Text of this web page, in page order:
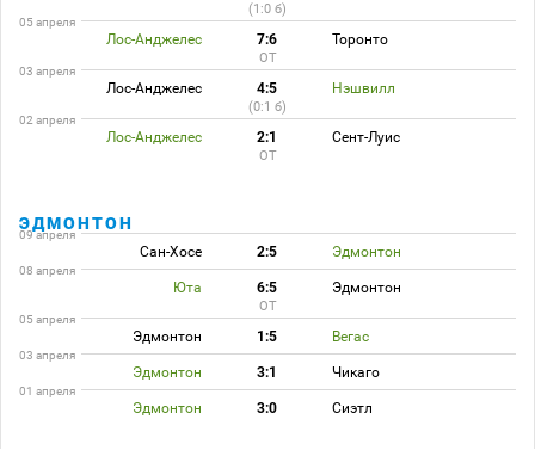
(1:0 б)
05 апреля
Лос-Анджелес 7:6 Торонто
ОТ
03 апреля
Лос-Анджелес 4:5 Нэшвилл
(0:1 б)
02 апреля
Лос-Анджелес 2:1 Сент-Луис
ОТ
ЭДМОНТОН
09 апреля
Сан-Хосе 2:5 Эдмонтон
08 апреля
Юта 6:5 Эдмонтон
ОТ
05 апреля
Эдмонтон 1:5 Вегас
03 апреля
Эдмонтон 3:1 Чикаго
01 апреля
Эдмонтон 3:0 Сиэтл